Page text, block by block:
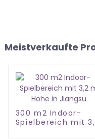
Meistverkaufte
300 m2 Indoor-
Spielbereich mit